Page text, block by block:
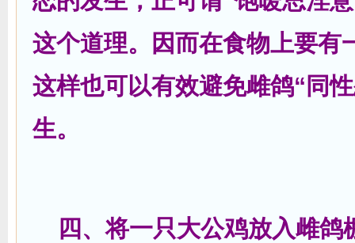
这个道理。因而在食物上要有
这样也可以有效避免雌鸽“同
生。
四、将一只大公鸡放入雌鸽